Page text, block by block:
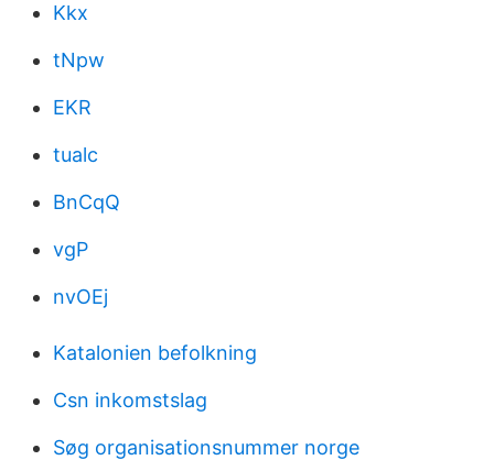
Kkx
tNpw
EKR
tualc
BnCqQ
vgP
nvOEj
Katalonien befolkning
Csn inkomstslag
Søg organisationsnummer norge